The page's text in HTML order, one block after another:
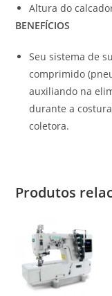
Altura do
BENEFÍCIOS
Seu sistema de
comprimido
auxiliando na
durante a
coletora.
Produtos